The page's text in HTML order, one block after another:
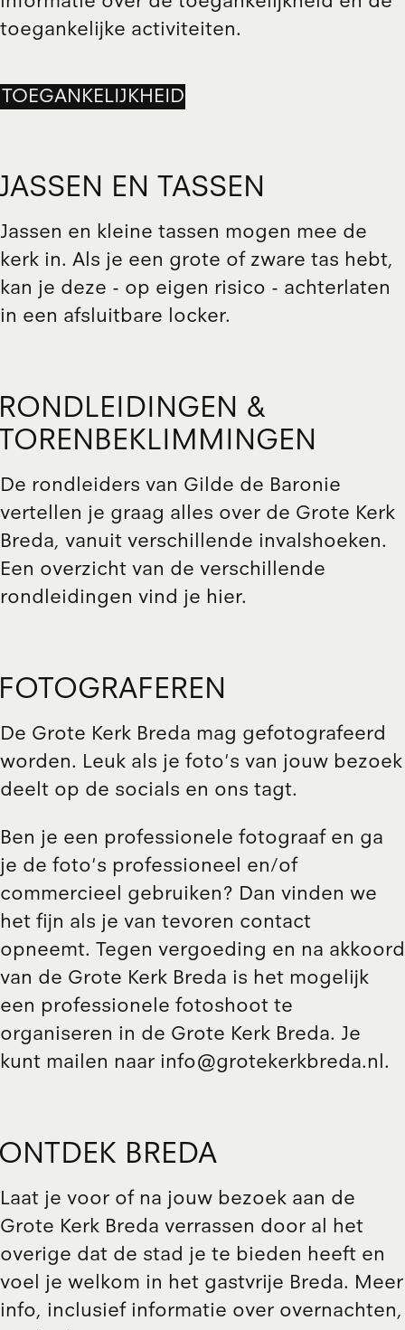
toegankelijke activiteiten.
TOEGANKELIJKHEID
EN TASSEN
Jassen en kleine tassen mogen mee de
kerk in. Als je een grote of zware tas hebt,
kan je deze - op eigen risico - achterlaten
in een afsluitbare locker.
&
De rondleiders van Gilde de Baronie
vertellen je graag alles over de Grote Kerk
Breda, vanuit verschillende invalshoeken.
Een overzicht van de verschillende
rondleidingen vind je hier.
De Grote Kerk Breda mag gefotografeerd
worden. Leuk als je foto's van jouw bezoek
deelt op de socials en ons tagt.
Ben je een professionele fotograaf en ga
je de foto's professioneel en/of
commercieel gebruiken? Dan vinden we
het fijn als je van tevoren contact
opneemt. Tegen vergoeding en na akkoord
van de Grote Kerk Breda is het mogelijk
een professionele fotoshoot te
organiseren in de Grote Kerk Breda. Je
kunt mailen naar info@grotekerkbreda.nl.
BREDA
Laat je voor of na jouw bezoek aan de
Grote Kerk Breda verrassen door al het
overige dat de stad je te bieden heeft en
voel je welkom in het gastvrije Breda. Meer
info, inclusief informatie over overnachten,